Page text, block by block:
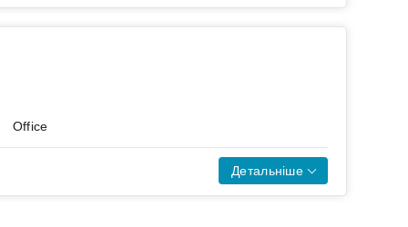
levels
Office
Детальніше